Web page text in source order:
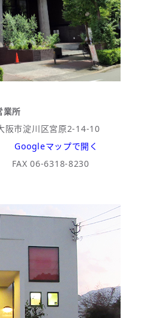
業所
市淀川区宮原2-14-10
階Googleマップで開く
FAX 06-6318-8230